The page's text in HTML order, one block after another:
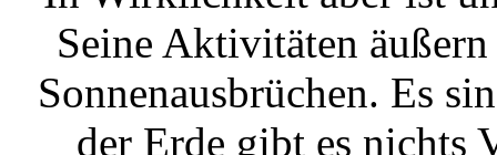
Seine Aktivitäten
Sonnenausbrüchen. Es
der Erde gibt es nichts